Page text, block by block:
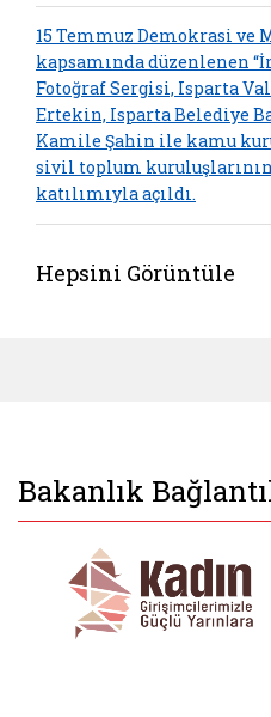
15 Temmuz Demokrasi
kapsamında düzenlenen
Fotoğraf Sergisi, Isparta
Ertekin, Isparta Belediye
Kamile Şahin ile kamu
sivil toplum
katılımıyla açıldı.
Hepsini Görüntüle
Bakanlık